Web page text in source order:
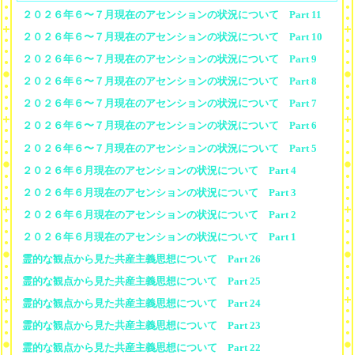
２０２６年６〜７月現在のアセンションの状況について Part 11
２０２６年６〜７月現在のアセンションの状況について Part 10
２０２６年６〜７月現在のアセンションの状況について Part 9
２０２６年６〜７月現在のアセンションの状況について Part 8
２０２６年６〜７月現在のアセンションの状況について Part 7
２０２６年６〜７月現在のアセンションの状況について Part 6
２０２６年６〜７月現在のアセンションの状況について Part 5
２０２６年６月現在のアセンションの状況について Part 4
２０２６年６月現在のアセンションの状況について Part 3
２０２６年６月現在のアセンションの状況について Part 2
２０２６年６月現在のアセンションの状況について Part 1
霊的な観点から見た共産主義思想について Part 26
霊的な観点から見た共産主義思想について Part 25
霊的な観点から見た共産主義思想について Part 24
霊的な観点から見た共産主義思想について Part 23
霊的な観点から見た共産主義思想について Part 22